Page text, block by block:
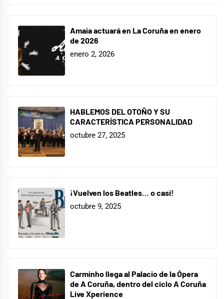
Amaia actuará en La Coruña en enero
de 2026
enero 2, 2026
HABLEMOS DEL OTOÑO Y SU
CARACTERÍSTICA PERSONALIDAD
octubre 27, 2025
¡Vuelven los Beatles… o casi!
octubre 9, 2025
Carminho llega al Palacio de la Ópera
de A Coruña, dentro del ciclo A Coruña
Live Xperience